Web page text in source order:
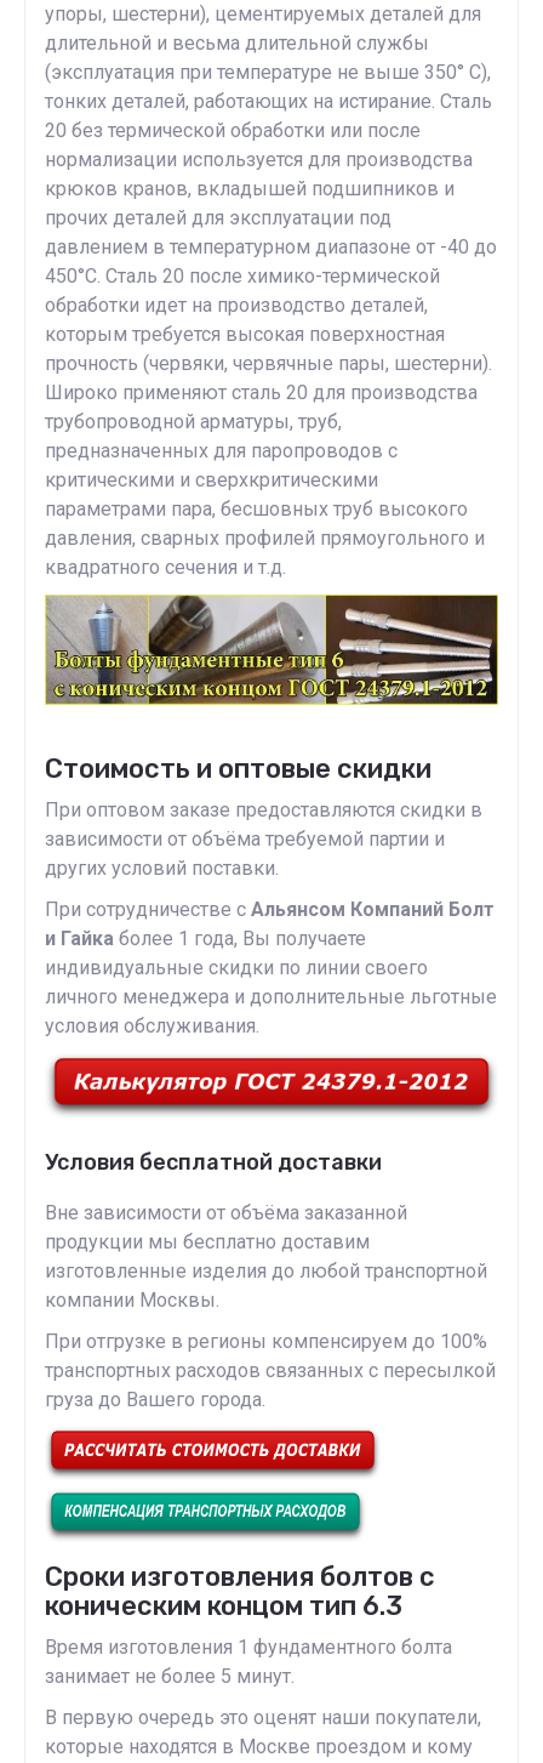
упоры, шестерни), цементируемых деталей для
длительной и весьма длительной службы
(эксплуатация при температуре не выше 350° С),
тонких деталей, работающих на истирание. Сталь
20 без термической обработки или после
нормализации используется для производства
крюков кранов, вкладышей подшипников и
прочих деталей для эксплуатации под
давлением в температурном диапазоне от -40 до
450°С. Сталь 20 после химико-термической
обработки идет на производство деталей,
которым требуется высокая поверхностная
прочность (червяки, червячные пары, шестерни).
Широко применяют сталь 20 для производства
трубопроводной арматуры, труб,
предназначенных для паропроводов с
критическими и сверхкритическими
параметрами пара, бесшовных труб высокого
давления, сварных профилей прямоугольного и
квадратного сечения и т.д.
Стоимость и оптовые скидки
При оптовом заказе предоставляются скидки в
зависимости от объёма требуемой партии и
других условий поставки.
При сотрудничестве с Альянсом Компаний Болт
и Гайка более 1 года, Вы получаете
индивидуальные скидки по линии своего
личного менеджера и дополнительные льготные
условия обслуживания.
Условия бесплатной доставки
Вне зависимости от объёма заказанной
продукции мы бесплатно доставим
изготовленные изделия до любой транспортной
компании Москвы.
При отгрузке в регионы компенсируем до 100%
транспортных расходов связанных с пересылкой
груза до Вашего города.
Сроки изготовления болтов с
коническим концом тип 6.3
Время изготовления 1 фундаментного болта
занимает не более 5 минут.
В первую очередь это оценят наши покупатели,
которые находятся в Москве проездом и кому